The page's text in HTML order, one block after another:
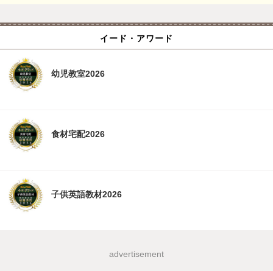
イード・アワード
幼児教室2026
食材宅配2026
子供英語教材2026
advertisement